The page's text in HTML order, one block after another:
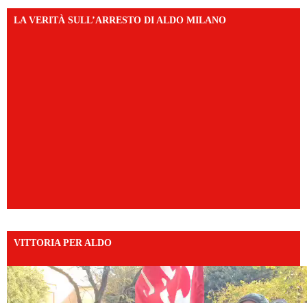
LA VERITÀ SULL’ARRESTO DI ALDO MILANO
VITTORIA PER ALDO